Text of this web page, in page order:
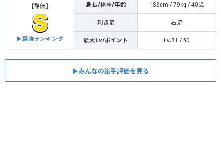
【評価】
▶︎最強ランキング
身長/体重/年齢 183cm / 79kg / 40歳
利き足 右足
最大Lv/ポイント Lv.31 / 60
▶︎みんなの選手評価を見る